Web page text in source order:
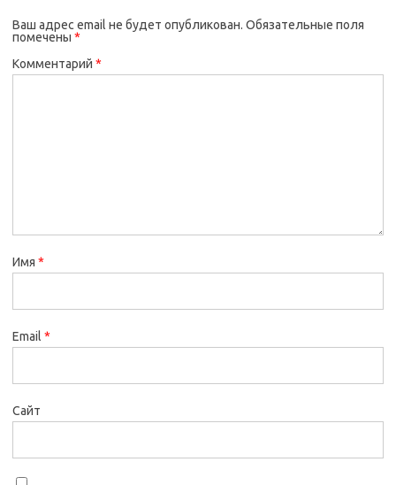
Ваш адрес email не будет опубликован. Обязательные поля
помечены *
Комментарий *
Имя *
Email *
Сайт